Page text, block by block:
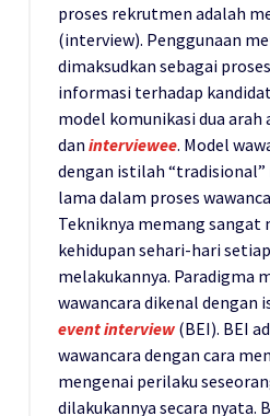
proses rekrutmen adalah
(interview). Penggunaan
dimaksudkan sebagai
informasi terhadap
model komunikasi dua arah
dan interviewee. Model
dengan istilah
lama dalam proses
Tekniknya memang sangat
kehidupan sehari-hari
melakukannya. Paradigma
wawancara dikenal dengan
event interview (BEI). BEI
wawancara dengan cara
mengenai perilaku
dilakukannya secara nyata.